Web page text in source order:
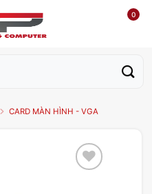
0
CARD MÀN HÌNH - VGA